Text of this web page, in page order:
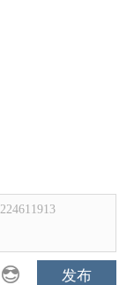
发布